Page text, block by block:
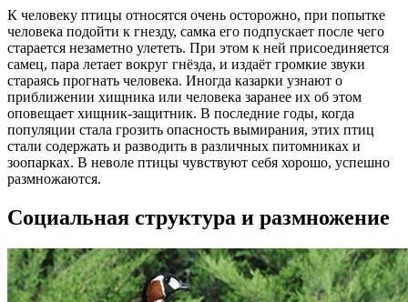
К человеку птицы относятся очень осторожно, при попытке
человека подойти к гнезду, самка его подпускает после чего
старается незаметно улететь. При этом к ней присоединяется
самец, пара летает вокруг гнёзда, и издаёт громкие звуки
стараясь прогнать человека. Иногда казарки узнают о
приближении хищника или человека заранее их об этом
оповещает хищник-защитник. В последние годы, когда
популяции стала грозить опасность вымирания, этих птиц
стали содержать и разводить в различных питомниках и
зоопарках. В неволе птицы чувствуют себя хорошо, успешно
размножаются.
Социальная структура и размножение